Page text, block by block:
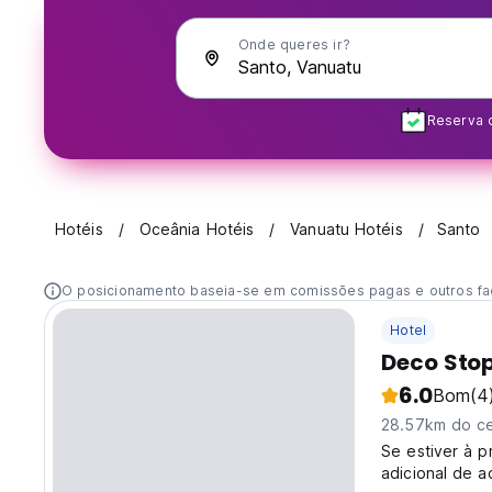
Onde queres ir?
Reserva
Hotéis Oceânia Hotéis Vanuatu Hotéis Santo
O posicionamento baseia-se em comissões pagas e outros
Hotel
Deco
6.0Bom(4)
28.57km do
Se estiver à
adicional de